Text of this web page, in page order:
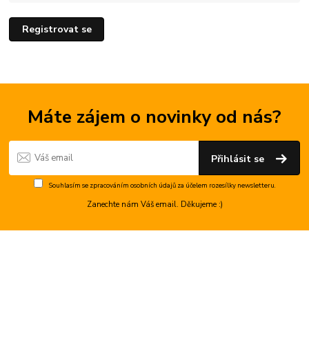
Registrovat se
Máte zájem o novinky od nás?
Přihlásit se
Souhlasím se zpracováním osobních údajůza účelem rozesílky newsletteru.
Zanechte nám Váš email. Děkujeme :)